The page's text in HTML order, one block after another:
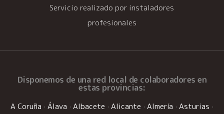
Servicio realizado por instaladores
profesionales
Disponemos de una red local de colaboradores en
estas provincias:
A Coruña · Álava · Albacete · Alicante · Almería · Asturias ·